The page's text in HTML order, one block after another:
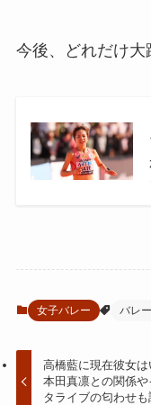
今後、どれだけ大
女子バレー バレ
高橋藍に現在彼女は
本田真凛との関係や
タライブの匂わせも